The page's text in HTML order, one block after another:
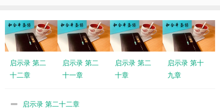
启示录 第二
十二章
启示录 第二
十一章
启示录 第二
十章
启示录 第十
九章
启示录 第二十二章